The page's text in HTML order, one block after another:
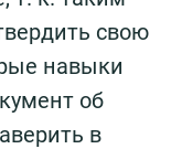
свою
навыки
об
в